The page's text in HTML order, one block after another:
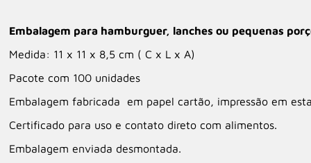
Embalagem para hamburguer, lanches ou pequenas
Medida: 11 x 11 x 8,5 cm ( C x L x A)
Pacote com 100 unidades
Embalagem fabricada em papel cartão, impressão em
Certificado para uso e contato direto com alimentos.
Embalagem enviada desmontada.